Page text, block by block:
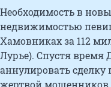
Необходимость в
недвижимостью
Хамовниках за 112
Лурье). Спустя время
аннулировать сделку
жертвой мошенников.